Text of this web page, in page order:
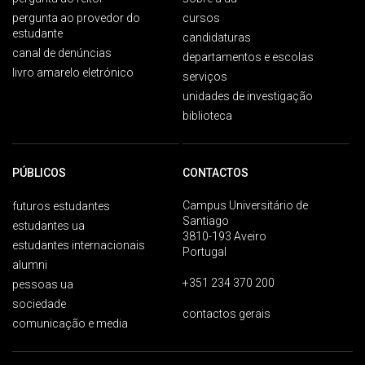
pergunta ao provedor do
estudante
canal de denúncias
livro amarelo eletrónico
cursos
candidaturas
departamentos e escolas
serviços
unidades de investigação
biblioteca
PÚBLICOS
futuros estudantes
estudantes ua
estudantes internacionais
alumni
pessoas ua
sociedade
comunicação e media
CONTACTOS
Campus Universitário de
Santiago
3810-193 Aveiro
Portugal
+351 234 370 200
contactos gerais